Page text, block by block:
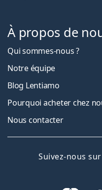
À propos de
Qui sommes-nous ?
Notre équipe
Blog Lentiamo
Pourquoi acheter chez
Nous contacter
Suivez-nous sur